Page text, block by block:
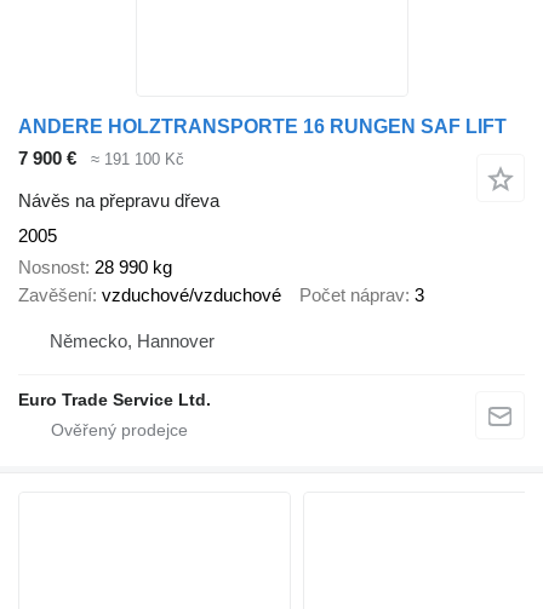
ANDERE HOLZTRANSPORTE 16 RUNGEN SAF LIFT
7 900 €
≈ 191 100 Kč
Návěs na přepravu dřeva
2005
Nosnost 28 990 kg
Zavěšení vzduchové/vzduchové Počet náprav 3
Německo, Hannover
Euro Trade Service Ltd.